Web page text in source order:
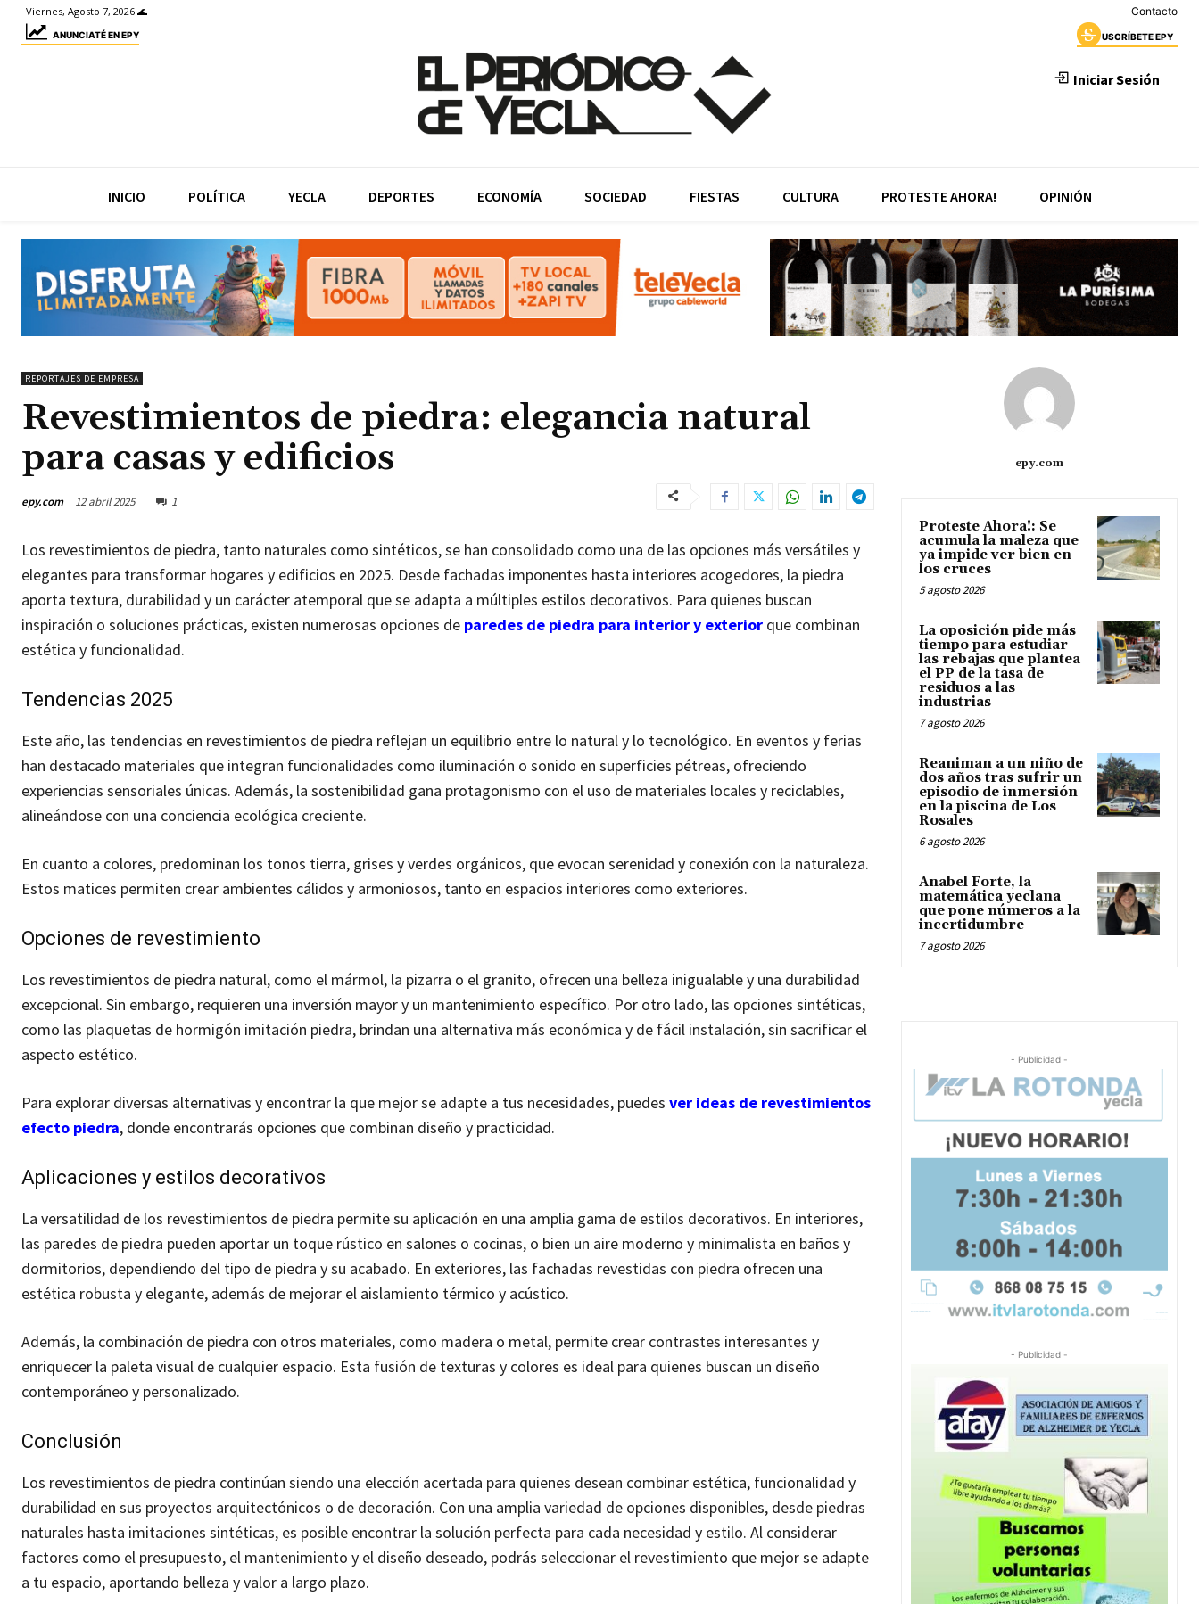
Viernes, Agosto 7, 2026 🌊 Contacto
ANUNCIATÉ EN EPY USCRÍBETE EPY
Iniciar Sesión
INICIO POLÍTICA YECLA DEPORTES ECONOMÍA SOCIEDAD FIESTAS CULTURA PROTESTE AHORA! OPINIÓN
REPORTAJES DE EMPRESA
Revestimientos de piedra: elegancia natural
para casas y edificios
epy.com 12 abril 2025 1
Los revestimientos de piedra, tanto naturales como sintéticos, se han consolidado como una de las opciones más versátiles y
elegantes para transformar hogares y edificios en 2025. Desde fachadas imponentes hasta interiores acogedores, la piedra
aporta textura, durabilidad y un carácter atemporal que se adapta a múltiples estilos decorativos. Para quienes buscan
inspiración o soluciones prácticas, existen numerosas opciones de paredes de piedra para interior y exterior que combinan
estética y funcionalidad.
Tendencias 2025
Este año, las tendencias en revestimientos de piedra reflejan un equilibrio entre lo natural y lo tecnológico. En eventos y ferias
han destacado materiales que integran funcionalidades como iluminación o sonido en superficies pétreas, ofreciendo
experiencias sensoriales únicas. Además, la sostenibilidad gana protagonismo con el uso de materiales locales y reciclables,
alineándose con una conciencia ecológica creciente.
En cuanto a colores, predominan los tonos tierra, grises y verdes orgánicos, que evocan serenidad y conexión con la naturaleza.
Estos matices permiten crear ambientes cálidos y armoniosos, tanto en espacios interiores como exteriores.
Opciones de revestimiento
Los revestimientos de piedra natural, como el mármol, la pizarra o el granito, ofrecen una belleza inigualable y una durabilidad
excepcional. Sin embargo, requieren una inversión mayor y un mantenimiento específico. Por otro lado, las opciones sintéticas,
como las plaquetas de hormigón imitación piedra, brindan una alternativa más económica y de fácil instalación, sin sacrificar el
aspecto estético.
Para explorar diversas alternativas y encontrar la que mejor se adapte a tus necesidades, puedes ver ideas de revestimientos
efecto piedra, donde encontrarás opciones que combinan diseño y practicidad.
Aplicaciones y estilos decorativos
La versatilidad de los revestimientos de piedra permite su aplicación en una amplia gama de estilos decorativos. En interiores,
las paredes de piedra pueden aportar un toque rústico en salones o cocinas, o bien un aire moderno y minimalista en baños y
dormitorios, dependiendo del tipo de piedra y su acabado. En exteriores, las fachadas revestidas con piedra ofrecen una
estética robusta y elegante, además de mejorar el aislamiento térmico y acústico.
Además, la combinación de piedra con otros materiales, como madera o metal, permite crear contrastes interesantes y
enriquecer la paleta visual de cualquier espacio. Esta fusión de texturas y colores es ideal para quienes buscan un diseño
contemporáneo y personalizado.
Conclusión
Los revestimientos de piedra continúan siendo una elección acertada para quienes desean combinar estética, funcionalidad y
durabilidad en sus proyectos arquitectónicos o de decoración. Con una amplia variedad de opciones disponibles, desde piedras
naturales hasta imitaciones sintéticas, es posible encontrar la solución perfecta para cada necesidad y estilo. Al considerar
factores como el presupuesto, el mantenimiento y el diseño deseado, podrás seleccionar el revestimiento que mejor se adapte
a tu espacio, aportando belleza y valor a largo plazo.
epy.com
Proteste Ahora!: Se
acumula la maleza que
ya impide ver bien en
los cruces
5 agosto 2026
La oposición pide más
tiempo para estudiar
las rebajas que plantea
el PP de la tasa de
residuos a las
industrias
7 agosto 2026
Reaniman a un niño de
dos años tras sufrir un
episodio de inmersión
en la piscina de Los
Rosales
6 agosto 2026
Anabel Forte, la
matemática yeclana
que pone números a la
incertidumbre
7 agosto 2026
- Publicidad -
- Publicidad -